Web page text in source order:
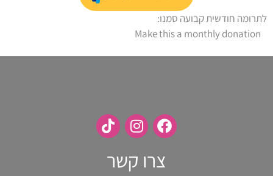
לתרומה חודשית קבועה סמנו:
צרו קשר